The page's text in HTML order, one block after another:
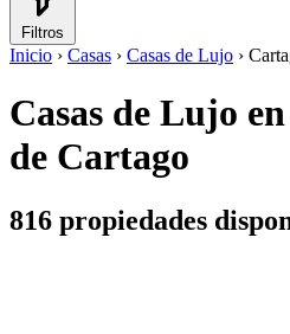
Filtros
Inicio › Casas › Casas de Lujo ›
Casas de Lujo
de Cartago
816 propiedades